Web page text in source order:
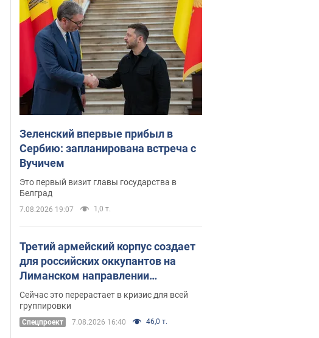
Зеленский впервые прибыл в
Сербию: запланирована встреча с
Вучичем
Это первый визит главы государства в
Белград
7.08.2026 19:07 1,0 т.
Третий армейский корпус создает
для российских оккупантов на
Лиманском направлении
критический дискомфорт: как это
удалось
Сейчас это перерастает в кризис для всей
группировки
Спецпроект 7.08.2026 16:40 46,0 т.